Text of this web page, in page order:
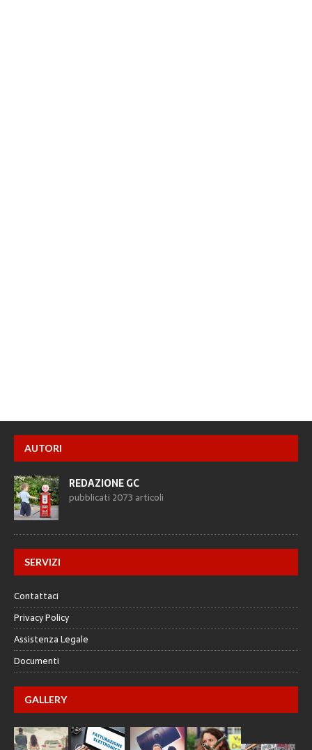
AUTORI
REDAZIONE GC
pubblicati 2073 articoli
SERVIZI
Contattaci
Privacy Policy
Assistenza Legale
Documenti
GALLERY